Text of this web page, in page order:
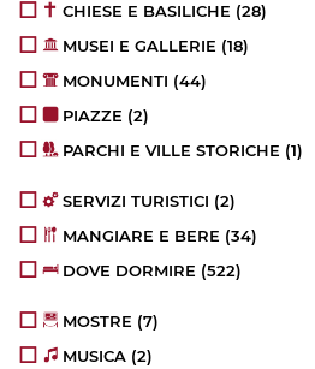
CHIESE E BASILICHE (28)
MUSEI E GALLERIE (18)
MONUMENTI (44)
PIAZZE (2)
PARCHI E VILLE STORICHE (1)
SERVIZI TURISTICI (2)
MANGIARE E BERE (34)
DOVE DORMIRE (522)
MOSTRE (7)
MUSICA (2)